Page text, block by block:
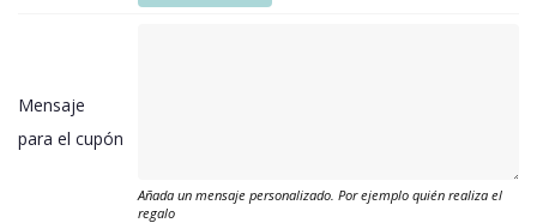
Mensaje
para el cupón
Añada un mensaje personalizado. Por ejemplo quién realiza el
regalo